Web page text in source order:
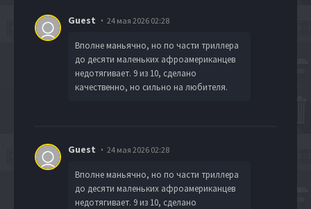
Guest 24 мая 2026 02:28
Вполне маньячно, но по части триллера
до десяти маленьких афроамериканцев
недотягивает. 9 из 10, сделано
качественно, но сильно на любителя.
Guest 24 мая 2026 02:28
Вполне маньячно, но по части триллера
до десяти маленьких афроамериканцев
недотягивает. 9 из 10, сделано